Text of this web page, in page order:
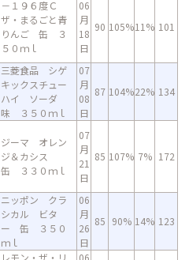
－１９６度Ｃ
ザ・まるごと青
りんご 缶 ３
５０ｍｌ
06
月
18
日
90 105%11% 101
三菱食品 シゲ
キックスチュー
ハイ ソーダ
味 ３５０ｍｌ
07
月
08
日
87 104%22% 134
ジーマ オレン
ジ＆カシス
缶 ３３０ｍｌ
07
月
21
日
85 107% 7% 172
ニッポン クラ
シカル ビタ
ー 缶 ３５０
ｍｌ
06
月
26
日
85 90% 14% 123
レモン・ザ・リ
06